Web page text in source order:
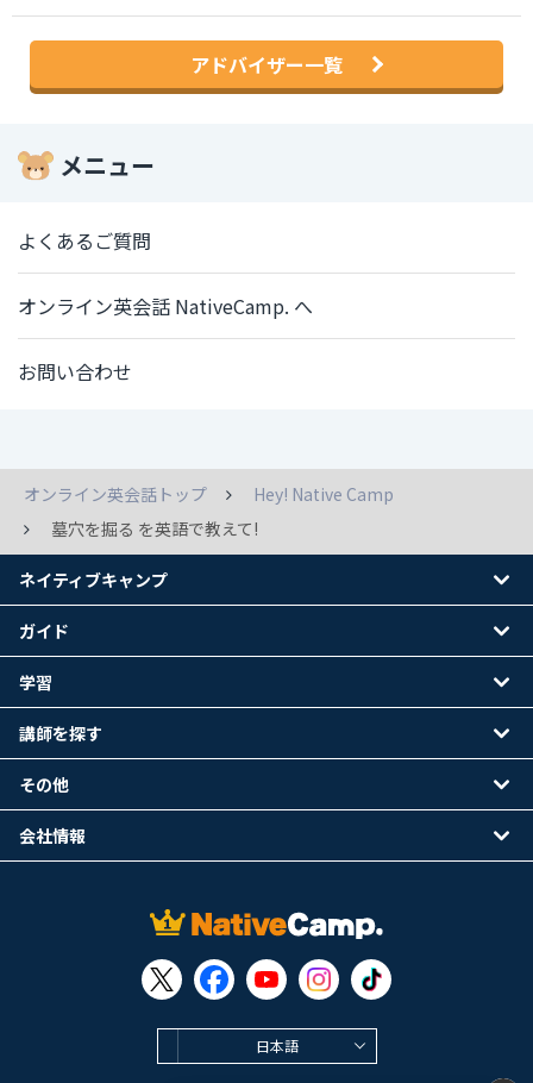
アドバイザー一覧
メニュー
よくあるご質問
オンライン英会話 NativeCamp. へ
お問い合わせ
オンライン英会話トップ
Hey! Native Camp
墓穴を掘る を英語で教えて!
日本語
ネイティブキャンプ
ガイド
学習
講師を探す
その他
会社情報